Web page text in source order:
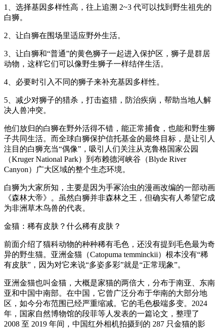
1、选择基因多样性高，往上追溯 2~3 代可以找到野生祖先的
白狮。
2、让白狮在围场里适应野外生活。
3、让白狮和“普通”的黄色狮子一起进入保护区，狮子是群居
动物，这样它们可以像野生狮子一样结伴生活。
4、必要时引入不同的狮子来补充基因多样性。
5、减少对狮子的猎杀，打击盗猎，防治疾病，帮助当地人解
决人兽冲突。
他们放归的白狮在野外活得不错，能正常捕食，也能和野生狮
子共同生活。而全球白狮保护信托基金的最终目标，是让引人
注目的白狮充当“偶像”，吸引人们关注从克鲁格国家公园
（Kruger National Park）到布赖德河峡谷（Blyde River
Canyon）广大区域的整个生态环境。
白狮为大家所知，主要是因为手冢治虫的漫画改编的一部动画
《森林大帝》。虽然白狮并非森林之王，但确实有人希望它成
为非洲草木鸟兽的代表。
金猫：稀有皮肤？什么稀有皮肤？
前面介绍了猫科动物的种种稀有毛色，还没有提到毛色最为奇
异的野生猫。亚洲金猫（Catopuma temminckii）根本没有“稀
有皮肤”，因为对它来说“多姿多彩”就是“正常现象”。
亚洲金猫也叫金猫，大概是家猫的两倍大，分布于南亚、东南
亚和中国中南部。在中国，它曾广泛分布于华南的大部分地
区，如今分布范围已经严重缩减。它的毛色极端多变。2024
年，国家自然博物馆的段菲等人发表的一篇论文，整理了
2008 至 2019 年间，中国红外相机拍摄到的 287 只金猫的影